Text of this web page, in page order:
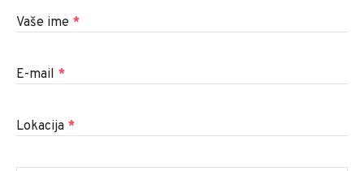
Vaše ime *
E-mail *
Lokacija *